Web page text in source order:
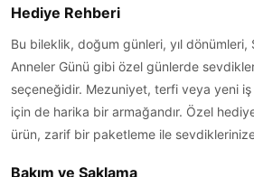
Hediye Rehberi
Bu bileklik, doğum günleri, yıl dönümleri,
Anneler Günü gibi özel günlerde
seçeneğidir. Mezuniyet, terfi veya yeni iş
için de harika bir armağandır. Özel
ürün, zarif bir paketleme ile sevdiklerinize
Bakım ve Saklama